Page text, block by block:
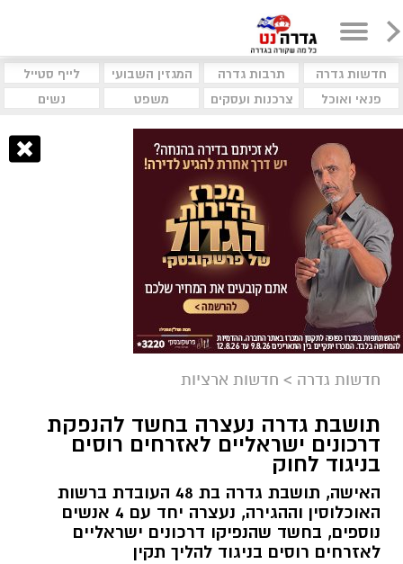
חדשות גדרה תרבות גדרה המגזין השבועי
לייף סטייל
פנאי ואוכל
צרכנות ועסקים משפט נשים
חדשות גדרה > חדשות ארציות
תושבת גדרה נעצרה בחשד להנפקת
דרכונים ישראליים לאזרחים רוסים
בניגוד לחוק
האישה, תושבת גדרה בת 48 העובדת ברשות
האוכלוסין וההגירה, נעצרה יחד עם 4 אנשים
נוספים, בחשד שהנפיקו דרכונים ישראליים
לאזרחים רוסים בניגוד להליך תקין